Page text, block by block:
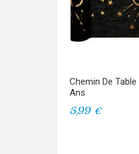
Chemin De
Ans
5,99 €